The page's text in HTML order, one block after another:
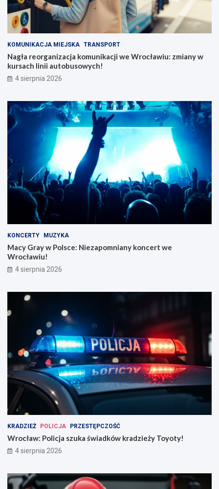
KOMUNIKACJA MIEJSKA TRANSPORT
Nagła reorganizacja komunikacji we Wrocławiu: zmiany w
kursach linii autobusowych!
4 sierpnia 2026
KONCERTY MUZYKA
Macy Gray w Polsce: Niezapomniany koncert we
Wrocławiu!
4 sierpnia 2026
KRADZIEŻ POLICJA PRZESTĘPCZOŚĆ
Wrocław: Policja szuka świadków kradzieży Toyoty!
4 sierpnia 2026